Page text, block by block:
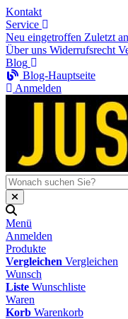
Kontakt
Service
Neu eingetroffen Zuletzt
Über uns Widerrufsrecht
Blog
Blog-Hauptseite
Anmelden
Menü
Anmelden
Produkte
Vergleichen Vergleichen
Wunsch
Liste Wunschliste
Waren
Korb Warenkorb